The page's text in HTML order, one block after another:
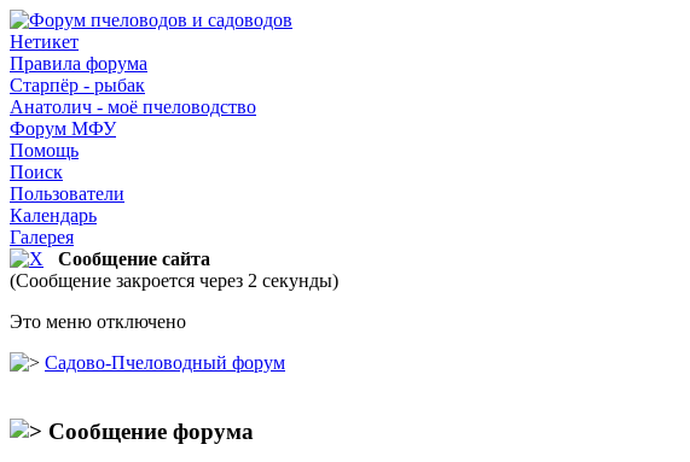
Нетикет
Правила форума
Старпёр - рыбак
Анатолич - моё пчеловодство
Форум МФУ
Помощь
Поиск
Пользователи
Календарь
Галерея
Сообщение сайта
(Сообщение закроется через 2 секунды)
Это меню отключено
Садово-Пчеловодный форум
Сообщение форума